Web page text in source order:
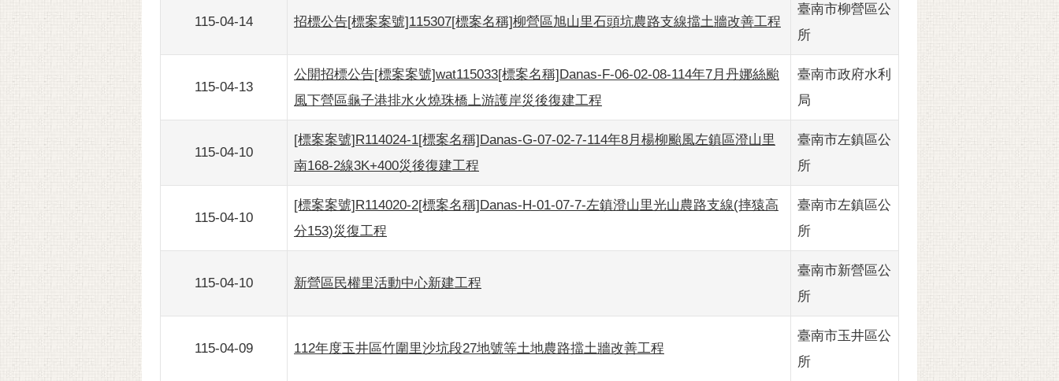
115-04-14 招標公告[標案案號]115307[標案名稱]柳營區旭山里石頭坑農路支線擋土牆改善工程
臺南市柳營區公
所
115-04-13
公開招標公告[標案案號]wat115033[標案名稱]Danas-F-06-02-08-114年7月丹娜絲颱
風下營區龜子港排水火燒珠橋上游護岸災後復建工程
臺南市政府水利
局
115-04-10
[標案案號]R114024-1[標案名稱]Danas-G-07-02-7-114年8月楊柳颱風左鎮區澄山里
南168-2線3K+400災後復建工程
臺南市左鎮區公
所
115-04-10
[標案案號]R114020-2[標案名稱]Danas-H-01-07-7-左鎮澄山里光山農路支線(摔猿高
分153)災復工程
臺南市左鎮區公
所
115-04-10 新營區民權里活動中心新建工程
臺南市新營區公
所
115-04-09 112年度玉井區竹圍里沙坑段27地號等土地農路擋土牆改善工程
臺南市玉井區公
所